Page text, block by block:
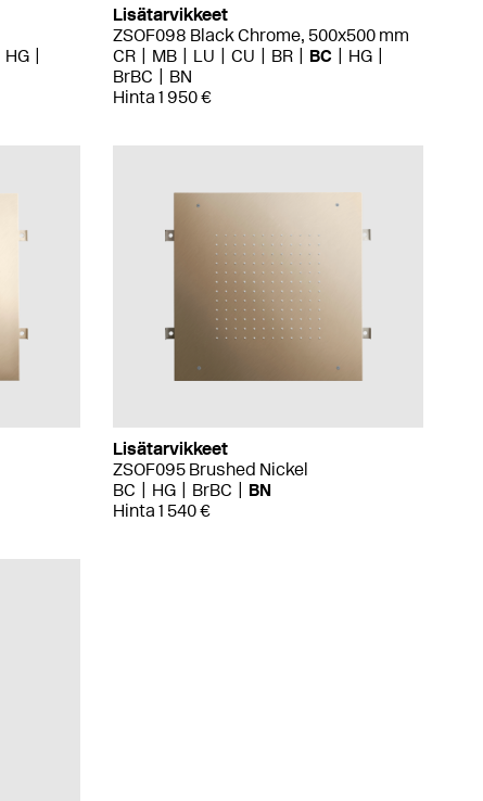
HG
Lisätarvikkeet
ZSOF098 Black Chrome, 500x500 mm
CR
MB LU CU BR BC
HG
BrBC
BN
Hinta 1 950 €
Lisätarvikkeet
ZSOF095 Brushed Nickel
BC
HG BrBC
BN
Hinta 1 540 €